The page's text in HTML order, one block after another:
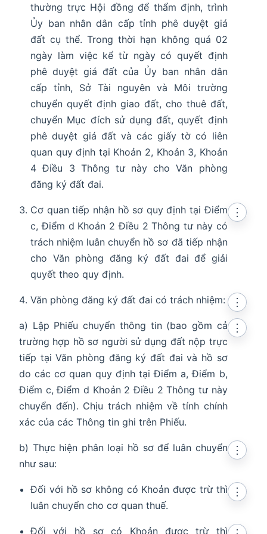
thường trực Hội đồng để thẩm định, trình
Ủy ban nhân dân cấp tỉnh phê duyệt giá
đất cụ thể. Trong thời hạn không quá 02
ngày làm việc kể từ ngày có quyết định
phê duyệt giá đất của Ủy ban nhân dân
cấp tỉnh, Sở Tài nguyên và Môi trường
chuyển quyết định giao đất, cho thuê đất,
chuyển Mục đích sử dụng đất, quyết định
phê duyệt giá đất và các giấy tờ có liên
quan quy định tại Khoản 2, Khoản 3, Khoản
4 Điều 3 Thông tư này cho Văn phòng
đăng ký đất đai.
Cơ quan tiếp nhận hồ sơ quy định tại Điểm
c, Điểm d Khoản 2 Điều 2 Thông tư này có
trách nhiệm luân chuyển hồ sơ đã tiếp nhận
cho Văn phòng đăng ký đất đai để giải
quyết theo quy định.
⋮
Văn phòng đăng ký đất đai có trách nhiệm:
⋮
a) Lập Phiếu chuyển thông tin (bao gồm cả
trường hợp hồ sơ người sử dụng đất nộp trực
tiếp tại Văn phòng đăng ký đất đai và hồ sơ
do các cơ quan quy định tại Điểm a, Điểm b,
Điểm c, Điểm d Khoản 2 Điều 2 Thông tư này
chuyển đến). Chịu trách nhiệm về tính chính
xác của các Thông tin ghi trên Phiếu.
⋮
b) Thực hiện phân loại hồ sơ để luân chuyển
như sau:
⋮
Đối với hồ sơ không có Khoản được trừ thì
luân chuyển cho cơ quan thuế.
⋮
Đối với hồ sơ có Khoản được trừ thì